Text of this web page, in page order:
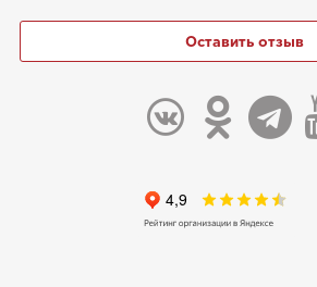
Оставить отзыв